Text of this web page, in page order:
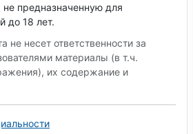
предназначенную для
до 18 лет.
не несет ответственности за
материалы (в т.ч.
их содержание и